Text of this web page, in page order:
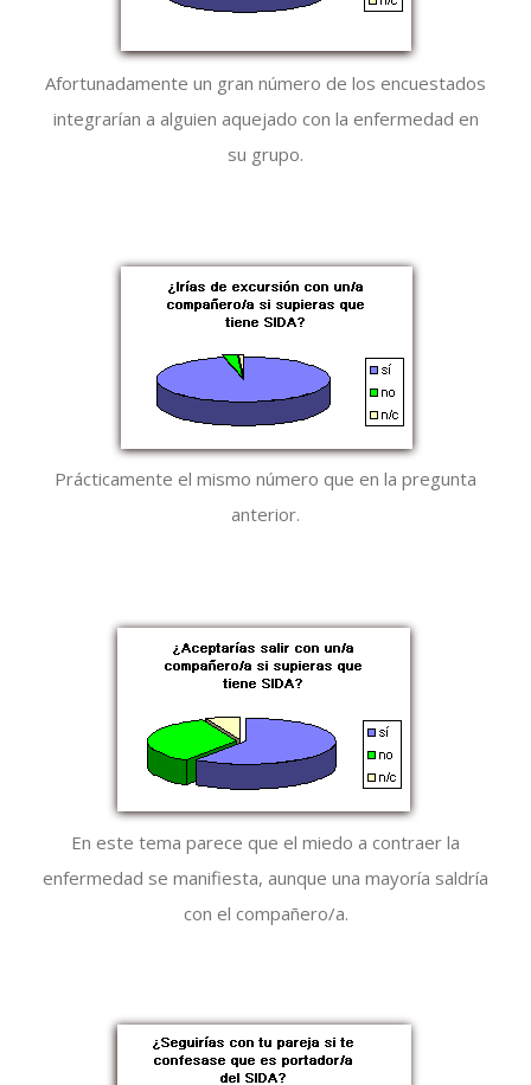
Afortunadamente un gran número de los encuestados
integrarían a alguien aquejado con la enfermedad en
su grupo.
Prácticamente el mismo número que en la pregunta
anterior.
En este tema parece que el miedo a contraer la
enfermedad se manifiesta, aunque una mayoría saldría
con el compañero/a.